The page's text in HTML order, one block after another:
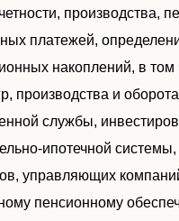
производства,
платежей,
накоплений, в
производства и
службы,
ипотечной системы,
управляющих
пенсионному